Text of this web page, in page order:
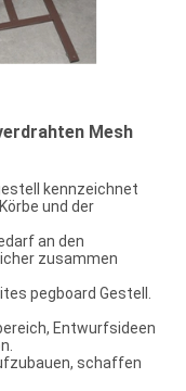
Mesh
kennzeichnet
und der
an den
zusammen
pegboard Gestell.
Entwurfsideen
schaffen